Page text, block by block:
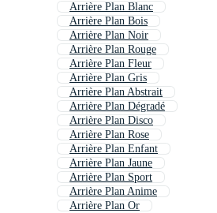
Arrière Plan Blanc
Arrière Plan Bois
Arrière Plan Noir
Arrière Plan Rouge
Arrière Plan Fleur
Arrière Plan Gris
Arrière Plan Abstrait
Arrière Plan Dégradé
Arrière Plan Disco
Arrière Plan Rose
Arrière Plan Enfant
Arrière Plan Jaune
Arrière Plan Sport
Arrière Plan Anime
Arrière Plan Or